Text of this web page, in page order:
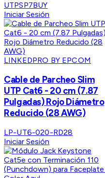
UTPSP7BUY
Iniciar Sesión
LINKEDPRO BY EPCOM
Cable de Parcheo Slim
UTP Cat6 - 20 cm (7.87
Pulgadas) Rojo Diámetro
Reducido (28 AWG)
LP-UT6-020-RD28
Iniciar Sesión